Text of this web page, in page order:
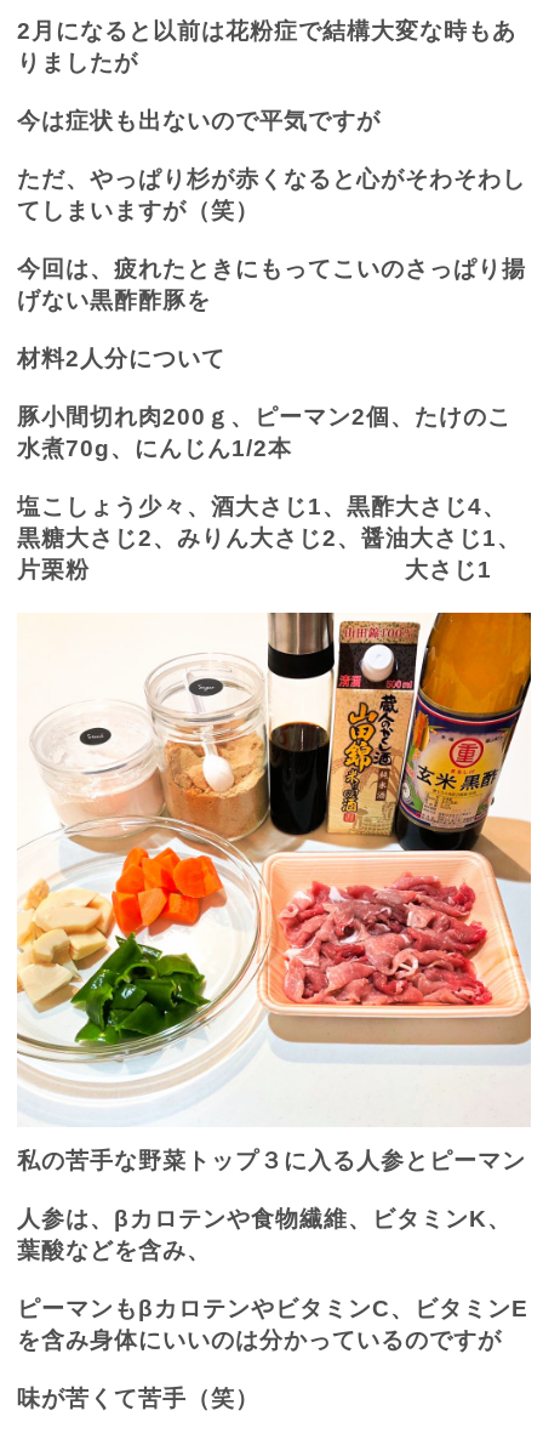
2 月になると以前は花粉症で結構大変な時もあ
りましたが
今は症状も出ないので平気ですが
ただ、やっぱり杉が赤くなると心がそわそわし
てしまいますが（笑）
今回は、疲れたときにもってこいのさっぱり揚
げない黒酢酢豚を
材料2 人分について
豚小間切れ肉200 ｇ、ピーマン2個、たけのこ
水煮70g、にんじん1/2本
塩こしょう少々、酒大さじ1、黒酢大さじ4、
黒糖大さじ2、みりん大さじ2、醤油大さじ1、
片栗粉 大さじ1
私の苦手な野菜トップ３に入る人参とピーマン
人参は、 βカロテンや食物繊維、ビタミンK、
葉酸などを含み、
ピーマンもβカロテンやビタミンC、ビタミンE
を含み身体にいいのは分かっているのですが
味が苦くて苦手（笑）